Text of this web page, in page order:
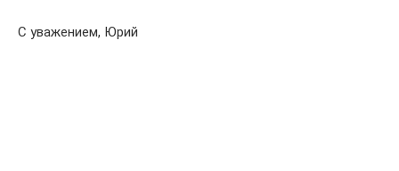
С уважением, Юрий